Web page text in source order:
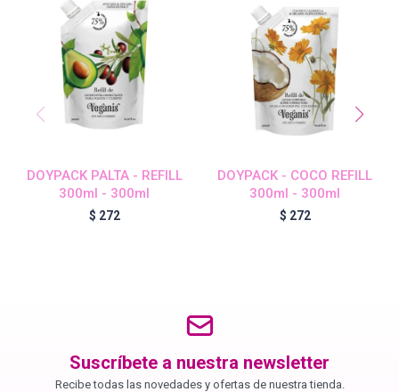
DOYPACK PALTA - REFILL
300ml - 300ml
$ 272
DOYPACK - COCO REFILL
300ml - 300ml
$ 272
Suscríbete a nuestra newsletter
Recibe todas las novedades y ofertas de nuestra tienda.
laCabine
BC Bonacure - CLEAN
Veganis
Chroma ID
BC Bonacure - Time Restore
Fibre Clinix